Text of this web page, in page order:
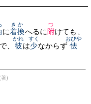
に着換
きか
へるに附
つ
けても、
、 彼
かれ
は少
すく
なからず 怯
おびや
著)